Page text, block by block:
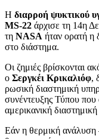
Η διαρροή ψυκτικού
MS-22 άρχισε τη 14η
τη NASA ήταν ορατή η
στο διάστημα.
Οι ζημιές βρίσκονται
ο Σεργκέι Κρικαλιόφ,
ρωσική διαστημική
συνέντευξης Τύπου
αμερικανική
Εάν η θερμική ανάλυση